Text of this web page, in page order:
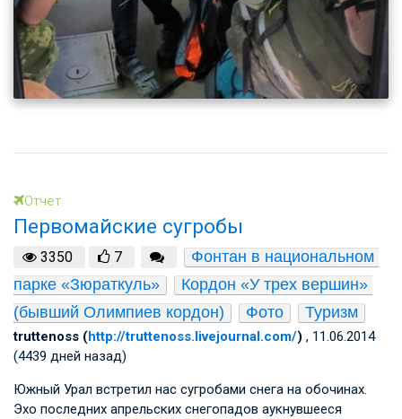
Отчет
Первомайские сугробы
3350 7
Фонтан в национальном
парке «Зюраткуль»
Кордон «У трех вершин»
(бывший Олимпиев кордон)
Фото Туризм
truttenoss (http://truttenoss.livejournal.com/) , 11.06.2014
(4439 дней назад)
Южный Урал встретил нас сугробами снега на обочинах.
Эхо последних апрельских снегопадов аукнувшееся